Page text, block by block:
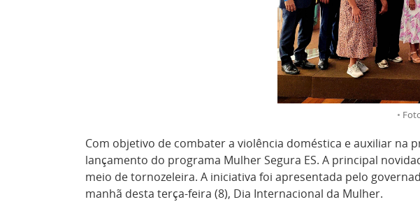
Com objetivo de combater a violência doméstica e auxiliar na
lançamento do programa Mulher Segura ES. A principal
meio de tornozeleira. A iniciativa foi apresentada pelo
manhã desta terça-feira (8), Dia Internacional da Mulher.